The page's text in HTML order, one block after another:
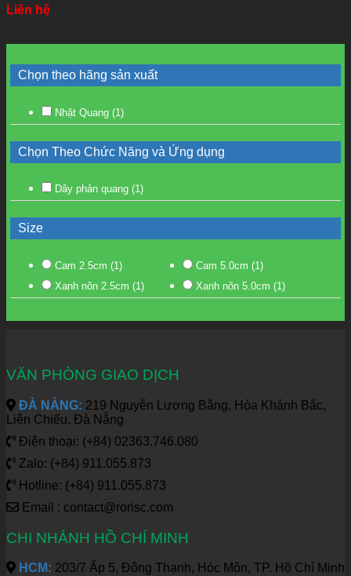
Liên hệ
Chọn theo hãng sản xuất
Nhật Quang (1)
Chọn Theo Chức Năng và Ứng dụng
Dây phản quang (1)
Size
Cam 2.5cm (1) Cam 5.0cm (1)
Xanh nõn 2.5cm (1) Xanh nõn 5.0cm (1)
VĂN PHÒNG GIAO DỊCH
ĐÀ NẴNG: 219 Nguyễn Lương Bằng, Hòa Khánh Bắc,
Liên Chiểu, Đà Nẵng
Điện thoại: (+84) 02363.746.080
Zalo: (+84) 911.055.873
Hotline: (+84) 911.055.873
Email : contact@rorisc.com
CHI NHÁNH HỒ CHÍ MINH
HCM: 203/7 Ấp 5, Đông Thạnh, Hóc Môn, TP. Hồ Chí Minh